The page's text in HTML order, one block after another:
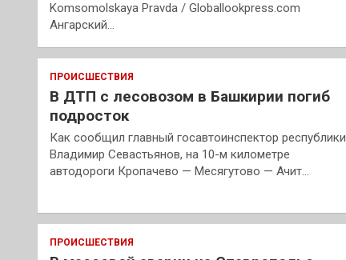
Komsomolskaya Pravda / Globallookpress.com
Ангарский…
ПРОИСШЕСТВИЯ
В ДТП с лесовозом в Башкирии погиб
подросток
Как сообщил главный госавтоинспектор республики
Владимир Севастьянов, на 10-м километре
автодороги Кропачево — Месягутово — Ачит…
ПРОИСШЕСТВИЯ